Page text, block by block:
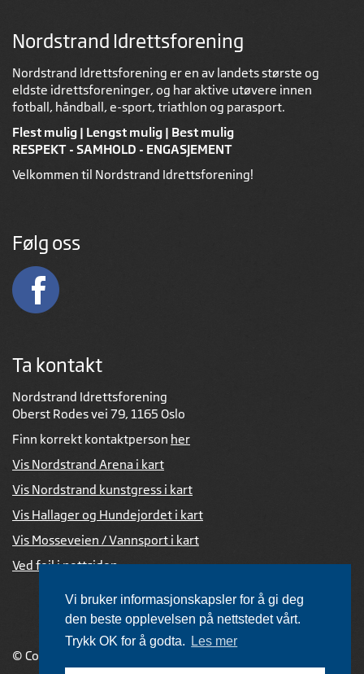
Vi bruker informasjonskapsler for å gi deg
den beste opplevelsen på nettstedet vårt.
Trykk OK for å godta.
Les mer
Nordstrand Idrettsforening
Nordstrand Idrettsforening er en av landets største og
eldste idrettsforeninger, og har aktive utøvere innen
fotball, håndball, e-sport, triathlon og parasport.
Flest mulig | Lengst mulig | Best mulig
RESPEKT - SAMHOLD - ENGASJEMENT
Velkommen til Nordstrand Idrettsforening!
Følg oss
Ta kontakt
Nordstrand Idrettsforening
Oberst Rodes vei 79, 1165 Oslo
Finn korrekt kontaktperson her
Vis Nordstrand Arena i kart
Vis Nordstrand kunstgress i kart
Vis Hallager og Hundejordet i kart
Vis Mosseveien / Vannsport i kart
Ved feil i nettsiden
© Copyright 2026 |